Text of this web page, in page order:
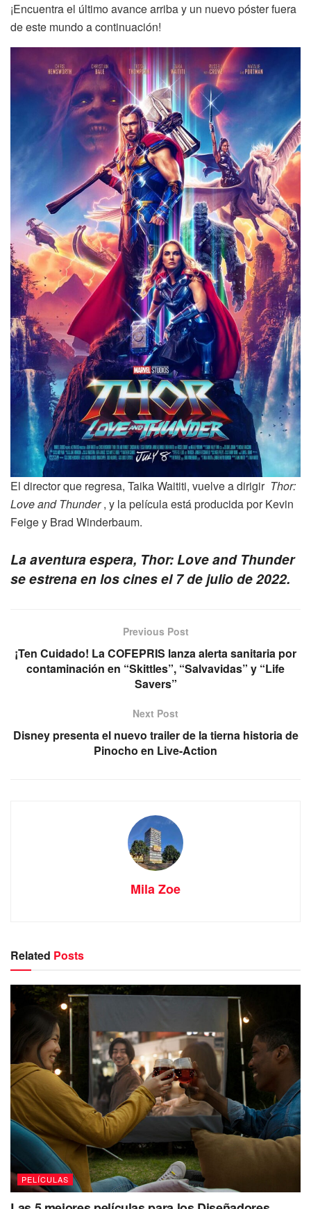
¡Encuentra el último avance arriba y un nuevo póster fuera
de este mundo a continuación!
El director que regresa, Taika Waititi, vuelve a dirigir Thor:
Love and Thunder, y la película está producida por Kevin
Feige y Brad Winderbaum.
La aventura espera, Thor: Love and Thunder
se estrena en los cines el 7 de julio de 2022.
Previous Post
¡Ten Cuidado! La COFEPRIS lanza alerta sanitaria por
contaminación en “Skittles”, “Salvavidas” y “Life
Savers”
Next Post
Disney presenta el nuevo trailer de la tierna historia de
Pinocho en Live-Action
Mila Zoe
Related Posts
PELÍCULAS